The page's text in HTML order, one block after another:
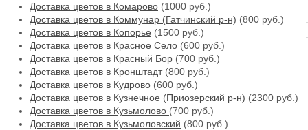
Доставка цветов в Комарово (1000 руб.)
Доставка цветов в Коммунар (Гатчинский р-н) (800 руб.)
Доставка цветов в Копорье (1500 руб.)
Доставка цветов в Красное Село (600 руб.)
Доставка цветов в Красный Бор (700 руб.)
Доставка цветов в Кронштадт(800 руб.)
Доставка цветов в Кудрово (600 руб.)
Доставка цветов в Кузнечное (Приозерский р-н) (2300 руб.)
Доставка цветов в Кузьмолово (700 руб.)
Доставка цветов в Кузьмоловский (800 руб.)